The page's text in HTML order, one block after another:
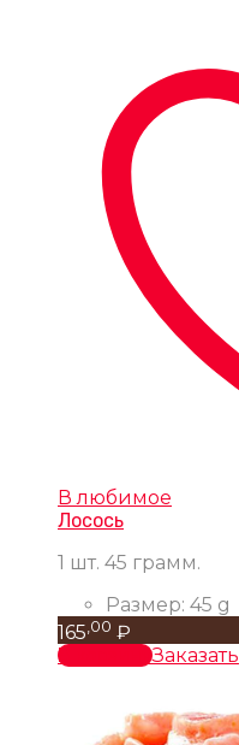
В любимое
Лосось
1 шт. 45 грамм.
Размер: 45 g
165 ,00 ₽
В корзинуЗаказать